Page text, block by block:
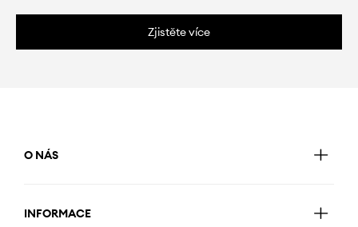
Zjistěte více
O NÁS
INFORMACE